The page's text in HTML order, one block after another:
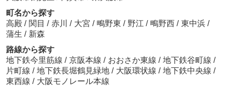
町名から探す
高殿 / 関目 / 赤川 / 大宮 / 鴫野東 / 野江 / 鴫野西 / 東中浜 /
蒲生 / 新森
路線から探す
地下鉄今里筋線 / 京阪本線 / おおさか東線 / 地下鉄谷町線 /
片町線 / 地下鉄長堀鶴見緑地 / 大阪環状線 / 地下鉄中央線 /
東西線 / 大阪モノレール本線